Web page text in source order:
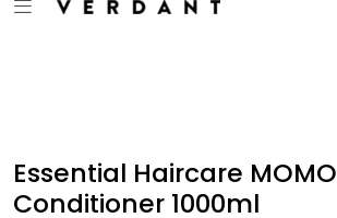
Skip to main contentBli Kunde / Logg inn
Toggle navigation
Essential Haircare MOMO
Conditioner 1000ml
Sortiment